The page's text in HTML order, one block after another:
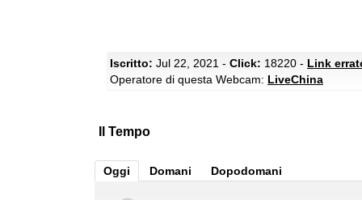
Iscritto: Jul 22, 2021 - Click: 18220 - Link
Operatore di questa Webcam: LiveChina
Il Tempo
Oggi Domani Dopodomani